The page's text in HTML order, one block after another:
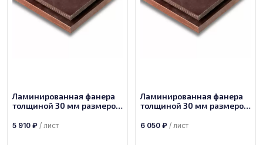
Ламинированная фанера
толщиной 30 мм размером
5 910 ₽ / лист
Ламинированная фанера
толщиной 30 мм размером
6 050 ₽ / лист